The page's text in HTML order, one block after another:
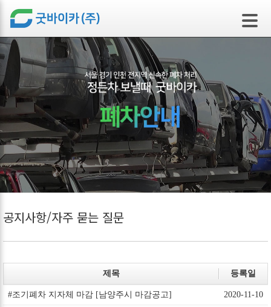
본문 바로가기
공지사항/자주 묻는 질문
제목 등록일
#조기폐차 지자체 마감 [남양주시 마감공고] 2020-11-10